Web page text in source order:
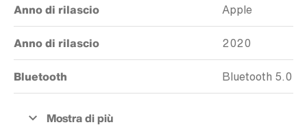
Anno di rilascio Apple
Anno di rilascio 2020
Bluetooth Bluetooth 5.0